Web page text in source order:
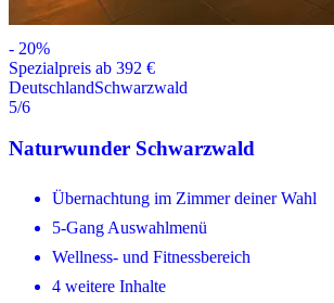
- 20%
Spezialpreis ab 392 €
DeutschlandSchwarzwald
5/6
Naturwunder Schwarzwald
Übernachtung im Zimmer deiner Wahl
5-Gang Auswahlmenü
Wellness- und Fitnessbereich
4 weitere Inhalte